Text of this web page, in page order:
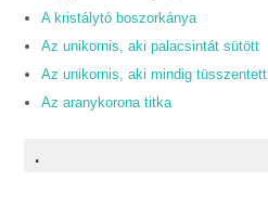
A kristálytó boszorkánya
Az unikornis, aki palacsintát sütött
Az unikornis, aki mindig tüsszentett
Az aranykorona titka
.